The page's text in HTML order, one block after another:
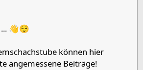
👋😌
können hier
angemessene Beiträge!